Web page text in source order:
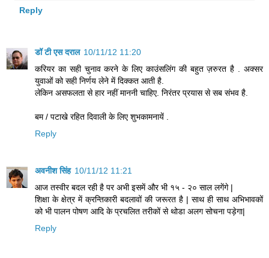
Reply
डॉ टी एस दराल 10/11/12 11:20
करियर का सही चुनाव करने के लिए काउंसलिंग की बहुत ज़रुरत है . अक्सर
युवाओं को सही निर्णय लेने में दिक्कत आती है.
लेकिन असफलता से हार नहीं माननी चाहिए. निरंतर प्रयास से सब संभव है.
बम / पटाखे रहित दिवाली के लिए शुभकामनायें .
Reply
अवनीश सिंह 10/11/12 11:21
आज तस्वीर बदल रही है पर अभी इसमें और भी १५ - २० साल लगेंगे |
शिक्षा के क्षेत्र में क्रन्तिकारी बदलावों की जरूरत है | साथ ही साथ अभिभावकों
को भी पालन पोषण आदि के प्रचलित तरीकों से थोडा अलग सोचना पड़ेगा|
Reply